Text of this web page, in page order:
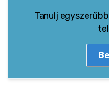
Tanulj